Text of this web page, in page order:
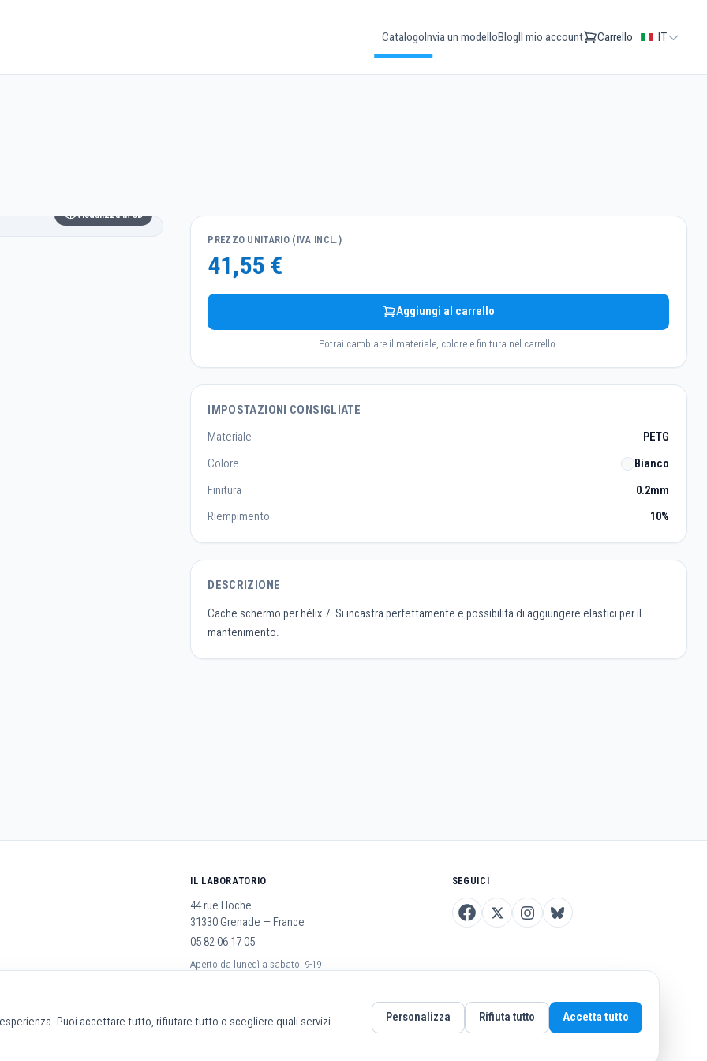
CatalogoInvia un modelloBlogIl mio account Carrello IT
Visualizza in 3D
PREZZO UNITARIO (IVA INCL.)
41,55 €
Aggiungi al carrello
Potrai cambiare il materiale, colore e finitura nel carrello.
IMPOSTAZIONI CONSIGLIATE
Materiale
PETG
Colore
Bianco
Finitura
0.2mm
Riempimento
10%
DESCRIZIONE
Cache schermo per hélix 7. Si incastra perfettamente e possibilità di aggiungere elastici per il
mantenimento.
IL LABORATORIO
44 rue Hoche
31330 Grenade — France
05 82 06 17 05
Aperto da lunedì a sabato, 9-19
SEGUICI
Puoi accettare tutto, rifiutare tutto o scegliere quali servizi Personalizza Rifiuta tutto Accetta tutto